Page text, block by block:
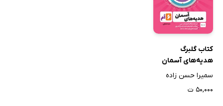
کتاب گلبرگ
هدیه‌های آسمان
ششم ابتدایی
سمیرا حسن زاده
۵۰,۰۰۰ ت